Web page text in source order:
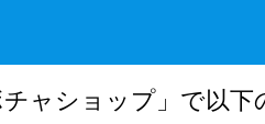
ャショップ」で以下